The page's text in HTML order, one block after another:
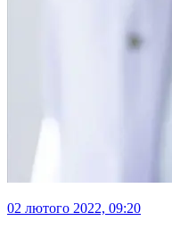
02 лютого 2022, 09:20